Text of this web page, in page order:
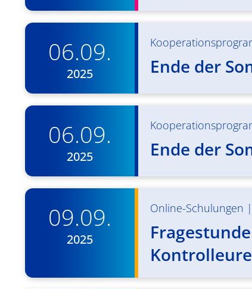
06.09.
2025 Ende der
06.09.
2025 Ende der
09.09.
2025
Online-Schulungen |